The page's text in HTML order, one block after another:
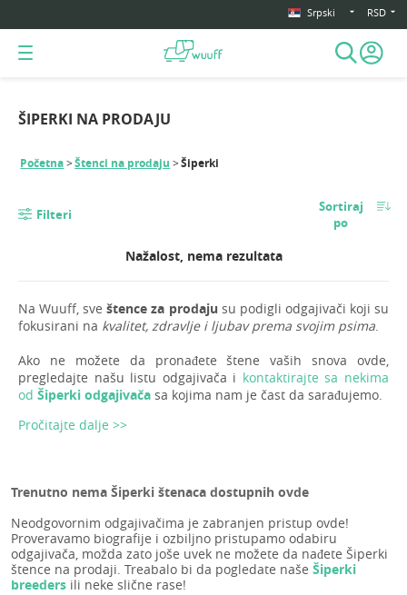
Srpski RSD
ŠIPERKI NA PRODAJU
Početna Štenci na prodaju Šiperki
Filteri
Sortiraj
po
Nažalost, nema rezultata
Na Wuuff, sveštence za prodaju su podigli odgajivači koji su
fokusirani na kvalitet, zdravlje i ljubav prema svojim psima.
Ako ne možete da pronađete štene vaših snova ovde,
pregledajte našu listu odgajivača i kontaktirajte sa nekima
od Šiperki odgajivača sa kojima nam je čast da sarađujemo.
Pročitajte dalje >>
Trenutno nema Šiperki štenaca dostupnih ovde
Neodgovornim odgajivačima je zabranjen pristup ovde!
Proveravamo biografije i ozbiljno pristupamo odabiru
odgajivača, možda zato joše uvek ne možete da nađete Šiperki
štence na prodaji. Treabalo bi da pogledate naše Šiperki
breeders ili neke slične rase!